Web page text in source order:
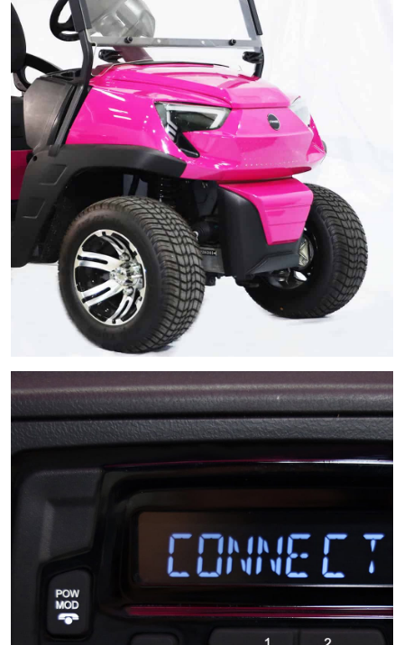
Digital Display
หน้าจอแสดงผลแบบ Digital ทันสมัย ใช้งานง่าย แสดงสถานะ
แบตเตอรี่ , บอกอัตราความเร็ว , ระยะทางสะสม อื่นๆ